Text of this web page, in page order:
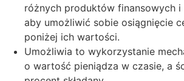
różnych produktów finansowych i
aby umożliwić sobie osiągnięcie
poniżej ich wartości.
Umożliwia to wykorzystanie
o wartość pieniądza w czasie, a